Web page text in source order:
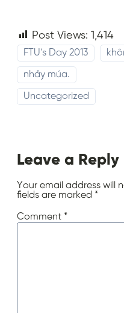
Post Views: 1,414
FTU’s Day 2013
nhảy múa.
Uncategorized
Leave a Reply
Your email address will
fields are marked *
Comment *